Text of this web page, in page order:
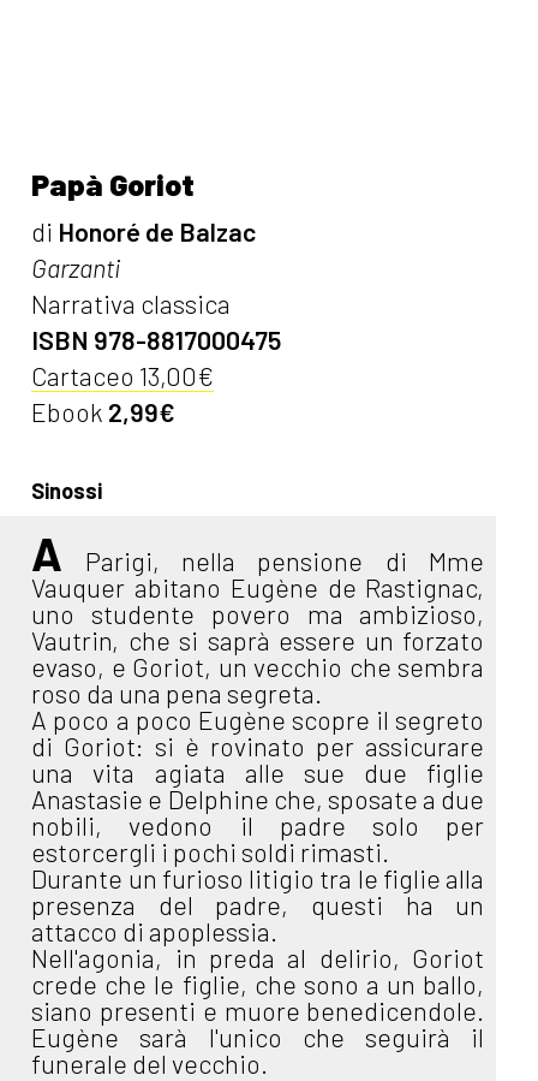
Papà Goriot
di Honoré de Balzac
Garzanti
Narrativa classica
ISBN 978-8817000475
Cartaceo 13,00€
Ebook 2,99€
Sinossi
A Parigi, nella pensione di Mme
Vauquer abitano Eugène de Rastignac,
uno studente povero ma ambizioso,
Vautrin, che si saprà essere un forzato
evaso, e Goriot, un vecchio che sembra
roso da una pena segreta.
A poco a poco Eugène scopre il segreto
di Goriot: si è rovinato per assicurare
una vita agiata alle sue due figlie
Anastasie e Delphine che, sposate a due
nobili, vedono il padre solo per
estorcergli i pochi soldi rimasti.
Durante un furioso litigio tra le figlie alla
presenza del padre, questi ha un
attacco di apoplessia.
Nell'agonia, in preda al delirio, Goriot
crede che le figlie, che sono a un ballo,
siano presenti e muore benedicendole.
Eugène sarà l'unico che seguirà il
funerale del vecchio.